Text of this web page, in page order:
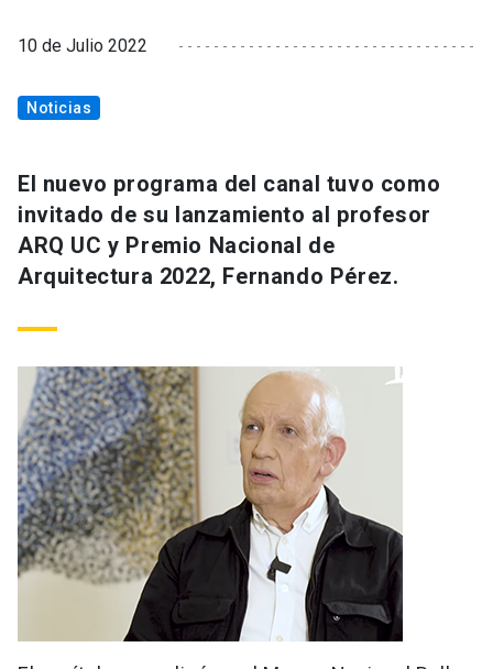
10 de Julio 2022
Noticias
El nuevo programa del canal tuvo como
invitado de su lanzamiento al profesor
ARQ UC y Premio Nacional de
Arquitectura 2022, Fernando Pérez.